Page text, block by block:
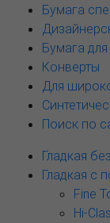
Бумага
Бумага
Конверты
Для
Поиск по
Гладкая
Гладкая с
Fine
Hi-